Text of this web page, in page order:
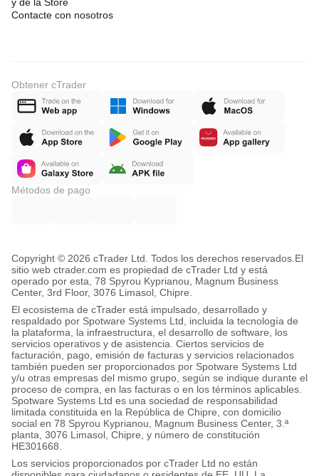
Contacte con nosotros
Obtener cTrader
Métodos de pago
Copyright © 2026 cTrader Ltd. Todos los derechos reservados. El
sitio web ctrader.com es propiedad de cTrader Ltd y está
operado por esta, 78 Spyrou Kyprianou, Magnum Business
Center, 3rd Floor, 3076 Limasol, Chipre.
El ecosistema de cTrader está impulsado, desarrollado y
respaldado por Spotware Systems Ltd, incluida la tecnología de
la plataforma, la infraestructura, el desarrollo de software, los
servicios operativos y de asistencia. Ciertos servicios de
facturación, pago, emisión de facturas y servicios relacionados
también pueden ser proporcionados por Spotware Systems Ltd
y/u otras empresas del mismo grupo, según se indique durante el
proceso de compra, en las facturas o en los términos aplicables.
Spotware Systems Ltd es una sociedad de responsabilidad
limitada constituida en la República de Chipre, con domicilio
social en 78 Spyrou Kyprianou, Magnum Business Center, 3.ª
planta, 3076 Limasol, Chipre, y número de constitución
HE301668.
Los servicios proporcionados por cTrader Ltd no están